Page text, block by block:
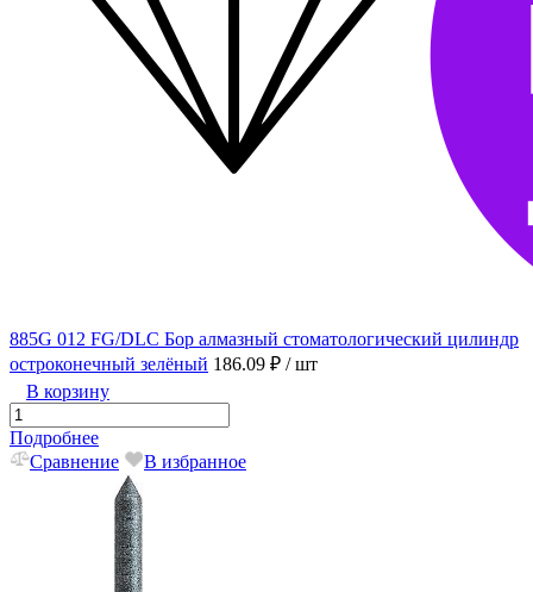
885G 012 FG/DLC Бор алмазный стоматологический цилиндр
остроконечный зелёный 186.09 ₽ / шт
В корзину
Подробнее
Сравнение
В избранное